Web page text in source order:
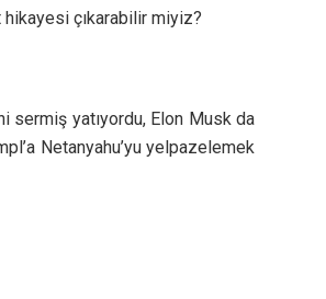
hikayesi çıkarabilir miyiz?
sermiş yatıyordu, Elon Musk da
Netanyahu’yu yelpazelemek